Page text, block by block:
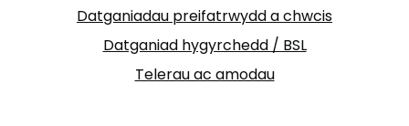
Datganiadau preifatrwydd a chwcis
Datganiad hygyrchedd / BSL
Telerau ac amodau